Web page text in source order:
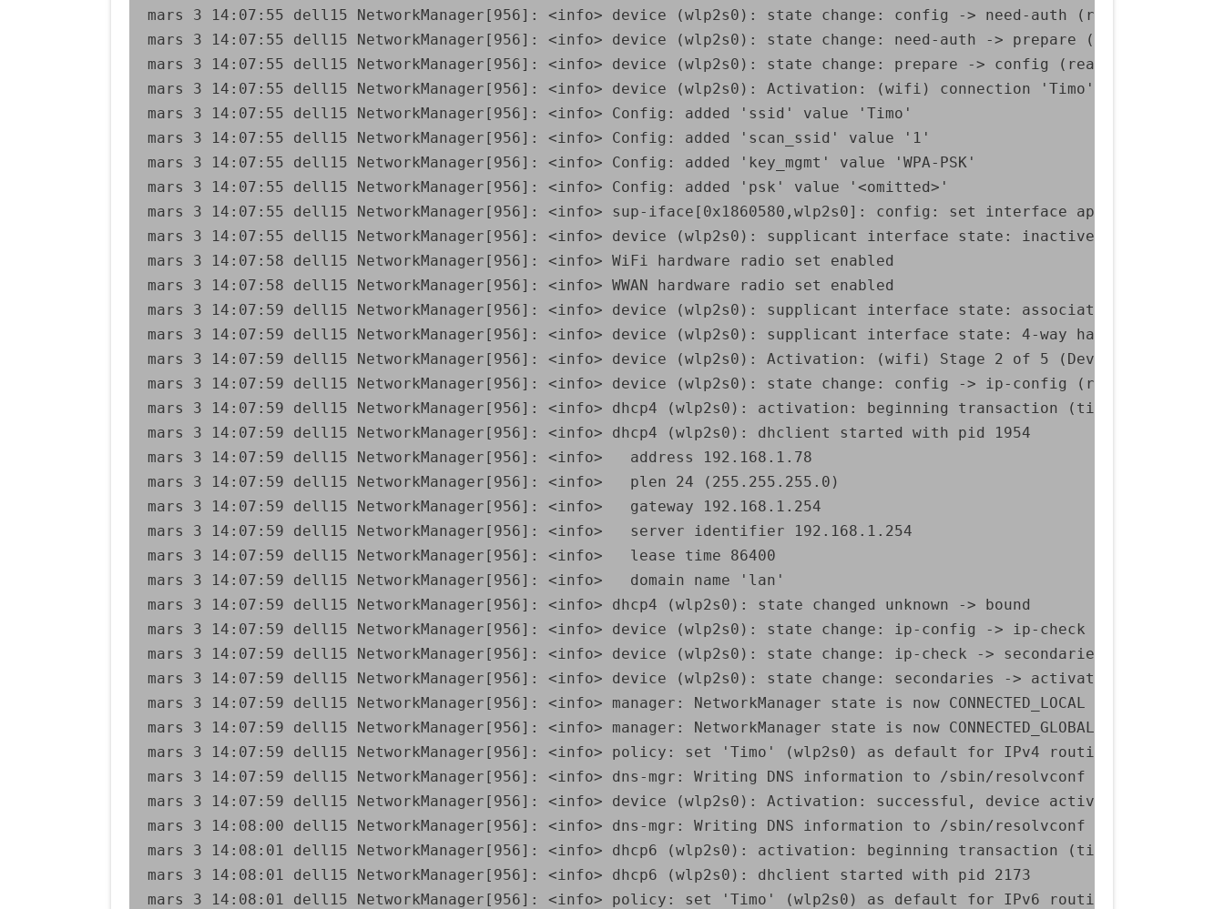
mars 3 14:07:55 dell15 NetworkManager[956]: <info> device (wlp2s0): state change: config -> need-auth (reason
mars 3 14:07:55 dell15 NetworkManager[956]: <info> device (wlp2s0): state change: need-auth -> prepare (reason
mars 3 14:07:55 dell15 NetworkManager[956]: <info> device (wlp2s0): state change: prepare -> config (reason 'none')
mars 3 14:07:55 dell15 NetworkManager[956]: <info> device (wlp2s0): Activation: (wifi) connection 'Timo' has
mars 3 14:07:55 dell15 NetworkManager[956]: <info> Config: added 'ssid' value 'Timo'
mars 3 14:07:55 dell15 NetworkManager[956]: <info> Config: added 'scan_ssid' value '1'
mars 3 14:07:55 dell15 NetworkManager[956]: <info> Config: added 'key_mgmt' value 'WPA-PSK'
mars 3 14:07:55 dell15 NetworkManager[956]: <info> Config: added 'psk' value '<omitted>'
mars 3 14:07:55 dell15 NetworkManager[956]: <info> sup-iface[0x1860580,wlp2s0]: config: set interface ap_scan to 1
mars 3 14:07:55 dell15 NetworkManager[956]: <info> device (wlp2s0): supplicant interface state: inactive ->
mars 3 14:07:58 dell15 NetworkManager[956]: <info> WiFi hardware radio set enabled
mars 3 14:07:58 dell15 NetworkManager[956]: <info> WWAN hardware radio set enabled
mars 3 14:07:59 dell15 NetworkManager[956]: <info> device (wlp2s0): supplicant interface state: associating -> 4-way
mars 3 14:07:59 dell15 NetworkManager[956]: <info> device (wlp2s0): supplicant interface state: 4-way handshake ->
mars 3 14:07:59 dell15 NetworkManager[956]: <info> device (wlp2s0): Activation: (wifi) Stage 2 of 5 (Device
mars 3 14:07:59 dell15 NetworkManager[956]: <info> device (wlp2s0): state change: config -> ip-config (reason 'none')
mars 3 14:07:59 dell15 NetworkManager[956]: <info> dhcp4 (wlp2s0): activation: beginning transaction (timeout in 45
mars 3 14:07:59 dell15 NetworkManager[956]: <info> dhcp4 (wlp2s0): dhclient started with pid 1954
mars 3 14:07:59 dell15 NetworkManager[956]: <info>   address 192.168.1.78
mars 3 14:07:59 dell15 NetworkManager[956]: <info>   plen 24 (255.255.255.0)
mars 3 14:07:59 dell15 NetworkManager[956]: <info>   gateway 192.168.1.254
mars 3 14:07:59 dell15 NetworkManager[956]: <info>   server identifier 192.168.1.254
mars 3 14:07:59 dell15 NetworkManager[956]: <info>   lease time 86400
mars 3 14:07:59 dell15 NetworkManager[956]: <info>   domain name 'lan'
mars 3 14:07:59 dell15 NetworkManager[956]: <info> dhcp4 (wlp2s0): state changed unknown -> bound
mars 3 14:07:59 dell15 NetworkManager[956]: <info> device (wlp2s0): state change: ip-config -> ip-check (reason
mars 3 14:07:59 dell15 NetworkManager[956]: <info> device (wlp2s0): state change: ip-check -> secondaries (reason
mars 3 14:07:59 dell15 NetworkManager[956]: <info> device (wlp2s0): state change: secondaries -> activated (reason
mars 3 14:07:59 dell15 NetworkManager[956]: <info> manager: NetworkManager state is now CONNECTED_LOCAL
mars 3 14:07:59 dell15 NetworkManager[956]: <info> manager: NetworkManager state is now CONNECTED_GLOBAL
mars 3 14:07:59 dell15 NetworkManager[956]: <info> policy: set 'Timo' (wlp2s0) as default for IPv4 routing and DNS
mars 3 14:07:59 dell15 NetworkManager[956]: <info> dns-mgr: Writing DNS information to /sbin/resolvconf
mars 3 14:07:59 dell15 NetworkManager[956]: <info> device (wlp2s0): Activation: successful, device activated.
mars 3 14:08:00 dell15 NetworkManager[956]: <info> dns-mgr: Writing DNS information to /sbin/resolvconf
mars 3 14:08:01 dell15 NetworkManager[956]: <info> dhcp6 (wlp2s0): activation: beginning transaction (timeout in 45
mars 3 14:08:01 dell15 NetworkManager[956]: <info> dhcp6 (wlp2s0): dhclient started with pid 2173
mars 3 14:08:01 dell15 NetworkManager[956]: <info> policy: set 'Timo' (wlp2s0) as default for IPv6 routing and DNS